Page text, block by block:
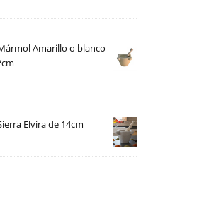
Amarillo o blanco
Elvira de 14cm